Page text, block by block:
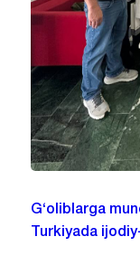
G‘oliblarga
Turkiyada